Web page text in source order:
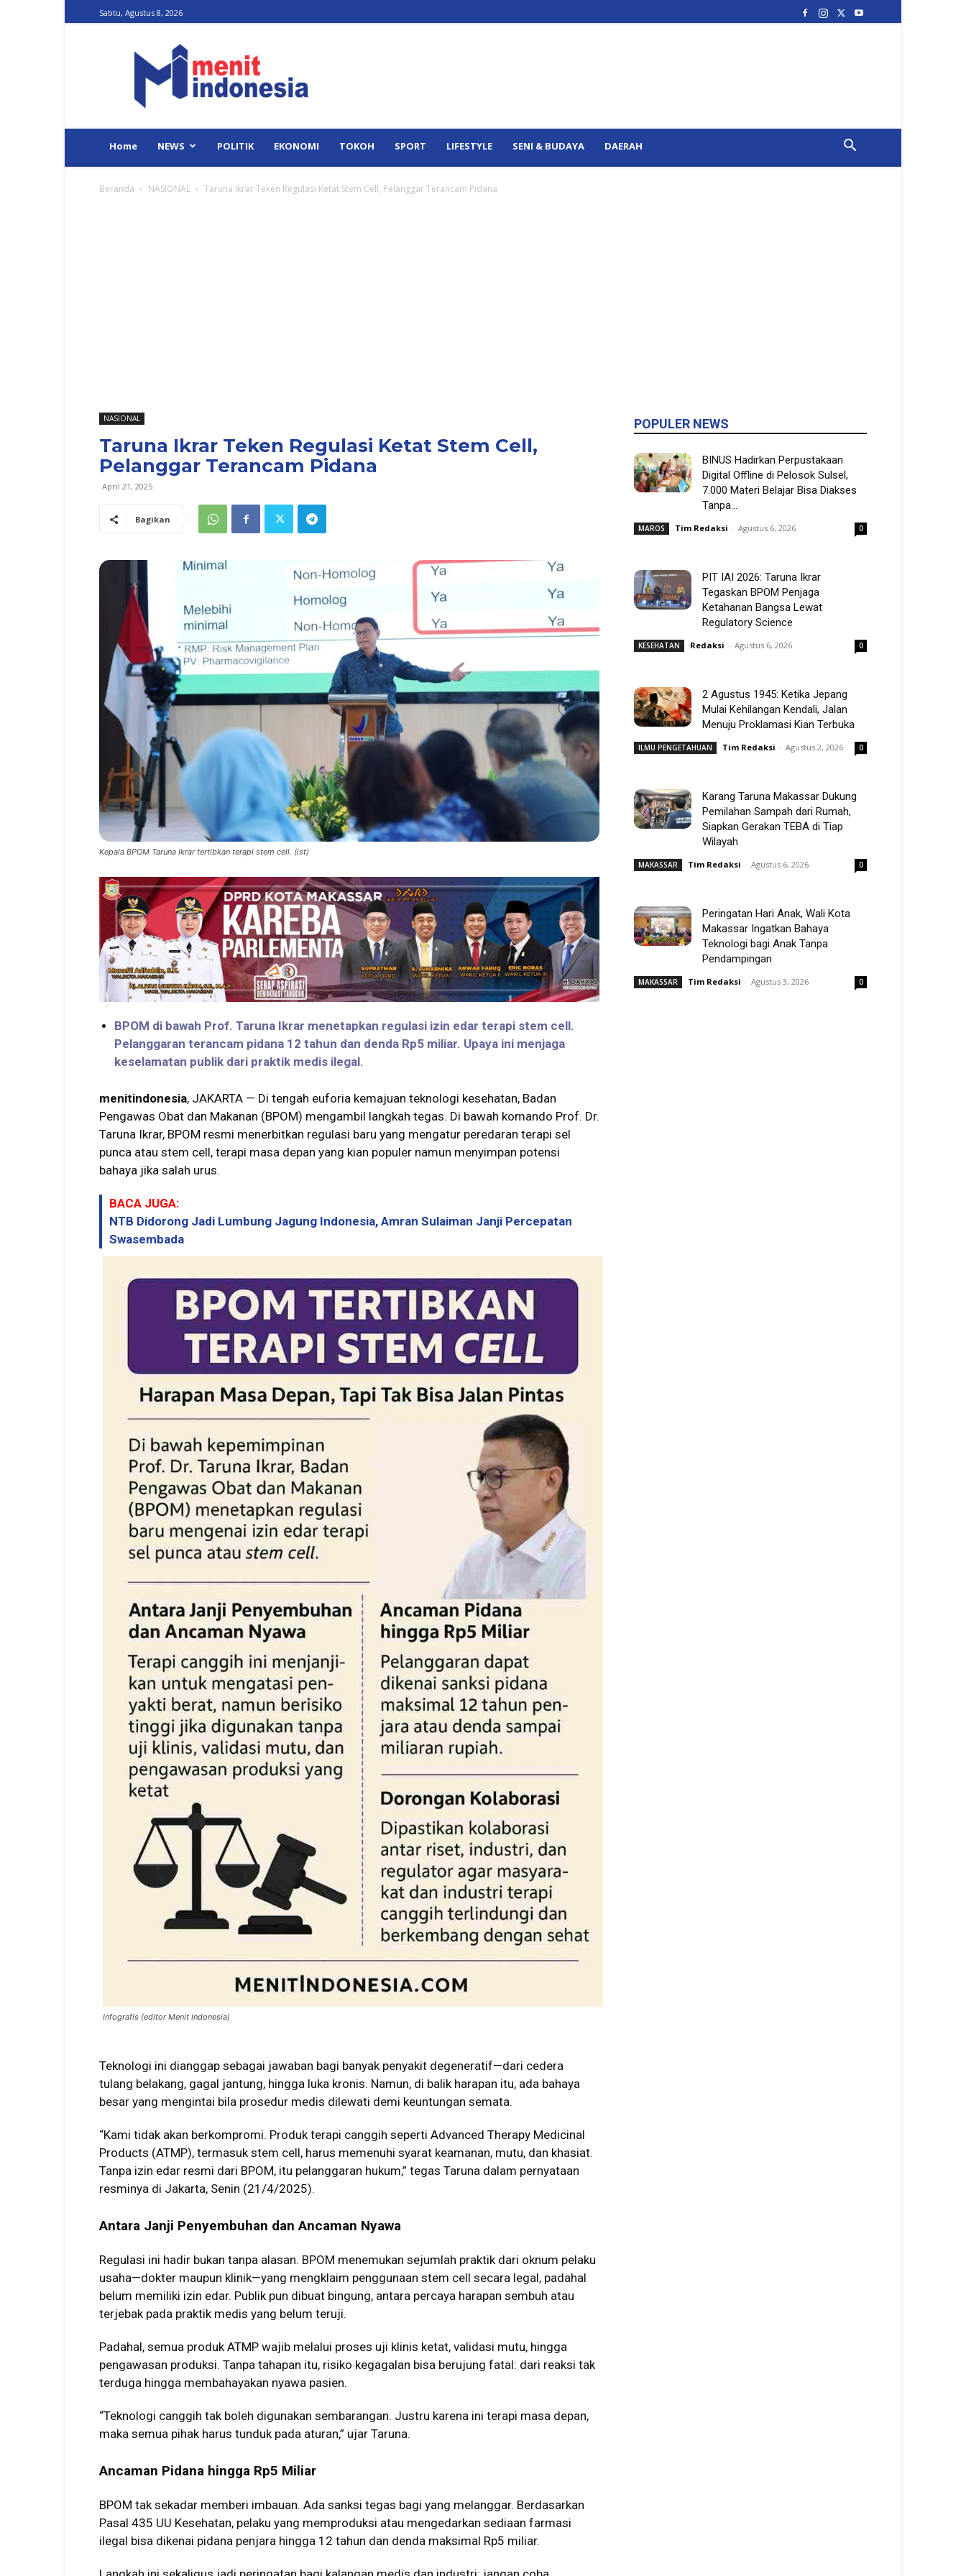
Sabtu, Agustus 8, 2026
Indonesia
Home NEWS POLITIK EKONOMI TOKOH SPORT LIFESTYLE SENI & BUDAYA DAERAH
Beranda NASIONAL Taruna Ikrar Teken Regulasi Ketat Stem Cell, Pelanggar Terancam Pidana
NASIONAL
Taruna Ikrar Teken Regulasi Ketat Stem Cell,
Pelanggar Terancam Pidana
April 21, 2025
Bagikan
Kepala BPOM Taruna Ikrar tertibkan terapi stem cell. (ist)
BPOM di bawah Prof. Taruna Ikrar menetapkan regulasi izin edar terapi stem cell.
Pelanggaran terancam pidana 12 tahun dan denda Rp5 miliar. Upaya ini menjaga
keselamatan publik dari praktik medis ilegal.
menitindonesia, JAKARTA — Di tengah euforia kemajuan teknologi kesehatan, Badan
Pengawas Obat dan Makanan (BPOM) mengambil langkah tegas. Di bawah komando Prof. Dr.
Taruna Ikrar, BPOM resmi menerbitkan regulasi baru yang mengatur peredaran terapi sel
punca atau stem cell, terapi masa depan yang kian populer namun menyimpan potensi
bahaya jika salah urus.
BACA JUGA:
NTB Didorong Jadi Lumbung Jagung Indonesia, Amran Sulaiman Janji Percepatan
Swasembada
Infografis (editor Menit Indonesia)
Teknologi ini dianggap sebagai jawaban bagi banyak penyakit degeneratif—dari cedera
tulang belakang, gagal jantung, hingga luka kronis. Namun, di balik harapan itu, ada bahaya
besar yang mengintai bila prosedur medis dilewati demi keuntungan semata.
“Kami tidak akan berkompromi. Produk terapi canggih seperti Advanced Therapy Medicinal
Products (ATMP), termasuk stem cell, harus memenuhi syarat keamanan, mutu, dan khasiat.
Tanpa izin edar resmi dari BPOM, itu pelanggaran hukum,” tegas Taruna dalam pernyataan
resminya di Jakarta, Senin (21/4/2025).
Antara Janji Penyembuhan dan Ancaman Nyawa
Regulasi ini hadir bukan tanpa alasan. BPOM menemukan sejumlah praktik dari oknum pelaku
usaha—dokter maupun klinik—yang mengklaim penggunaan stem cell secara legal, padahal
belum memiliki izin edar. Publik pun dibuat bingung, antara percaya harapan sembuh atau
terjebak pada praktik medis yang belum teruji.
Padahal, semua produk ATMP wajib melalui proses uji klinis ketat, validasi mutu, hingga
pengawasan produksi. Tanpa tahapan itu, risiko kegagalan bisa berujung fatal: dari reaksi tak
terduga hingga membahayakan nyawa pasien.
“Teknologi canggih tak boleh digunakan sembarangan. Justru karena ini terapi masa depan,
maka semua pihak harus tunduk pada aturan,” ujar Taruna.
Ancaman Pidana hingga Rp5 Miliar
BPOM tak sekadar memberi imbauan. Ada sanksi tegas bagi yang melanggar. Berdasarkan
Pasal 435 UU Kesehatan, pelaku yang memproduksi atau mengedarkan sediaan farmasi
ilegal bisa dikenai pidana penjara hingga 12 tahun dan denda maksimal Rp5 miliar.
POPULER NEWS
BINUS Hadirkan Perpustakaan
Digital Offline di Pelosok Sulsel,
7.000 Materi Belajar Bisa Diakses
Tanpa...
MAROS Tim Redaksi - Agustus 6, 2026 0
PIT IAI 2026: Taruna Ikrar
Tegaskan BPOM Penjaga
Ketahanan Bangsa Lewat
Regulatory Science
KESEHATAN Redaksi - Agustus 6, 2026 0
2 Agustus 1945: Ketika Jepang
Mulai Kehilangan Kendali, Jalan
Menuju Proklamasi Kian Terbuka
ILMU PENGETAHUAN Tim Redaksi - Agustus 2, 2026 0
Karang Taruna Makassar Dukung
Pemilahan Sampah dari Rumah,
Siapkan Gerakan TEBA di Tiap
Wilayah
MAKASSAR Tim Redaksi - Agustus 6, 2026 0
Peringatan Hari Anak, Wali Kota
Makassar Ingatkan Bahaya
Teknologi bagi Anak Tanpa
Pendampingan
MAKASSAR Tim Redaksi - Agustus 3, 2026 0